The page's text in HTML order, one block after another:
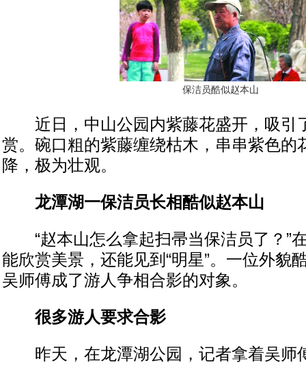
保洁员酷似赵本山
近日，中山公园内紫藤花盛开，吸引
赏。碗口粗的紫藤缠绕枯木，串串紫色的
降，极为壮观。
龙潭湖一保洁员长相酷似赵本山
“赵本山怎么拿起扫帚当保洁员了？”
能欣赏美景，还能见到“明星”。一位外貌
吴师傅成了游人争相合影的对象。
很多游人要求合影
昨天，在龙潭湖公园，记者拿着吴师